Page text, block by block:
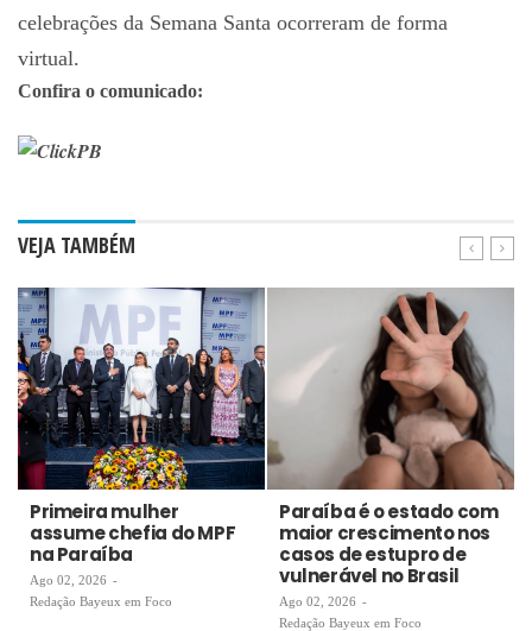
celebrações da Semana Santa ocorreram de forma
virtual.
Confira o comunicado:
ClickPB
VEJA TAMBÉM
Primeira mulher
assume chefia do MPF
na Paraíba
Ago 02, 2026 -
Redação Bayeux em Foco
Paraíba é o estado com
maior crescimento nos
casos de estupro de
vulnerável no Brasil
Ago 02, 2026 -
Redação Bayeux em Foco